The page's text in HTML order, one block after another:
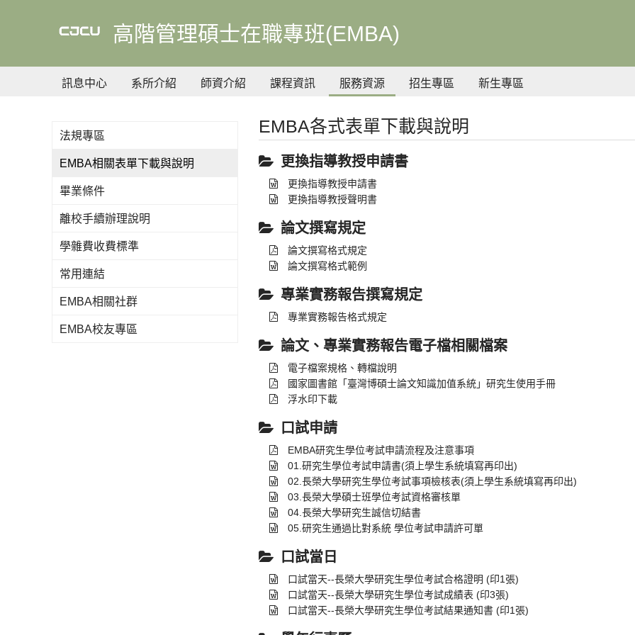
要
容
高階管理碩士在職專班(EMBA)
訊息中心 系所介紹 師資介紹 課程資訊 服務資源 招生專區 新生專區
EMBA各式表單下載與說明
更換指導教授申請書
更換指導教授申請書
更換指導教授聲明書
論文撰寫規定
論文撰寫格式規定
論文撰寫格式範例
專業實務報告撰寫規定
專業實務報告格式規定
論文、專業實務報告電子檔相關檔案
電子檔案規格、轉檔說明
國家圖書館「臺灣博碩士論文知識加值系統」研究生使用手冊
浮水印下載
口試申請
EMBA研究生學位考試申請流程及注意事項
01.研究生學位考試申請書(須上學生系統填寫再印出)
02.長榮大學研究生學位考試事項檢核表(須上學生系統填寫再印出)
03.長榮大學碩士班學位考試資格審核單
04.長榮大學研究生誠信切結書
05.研究生通過比對系統 學位考試申請許可單
口試當日
口試當天--長榮大學研究生學位考試合格證明 (印1張)
口試當天--長榮大學研究生學位考試成績表 (印3張)
口試當天--長榮大學研究生學位考試結果通知書 (印1張)
法規專區
EMBA相關表單下載與說明
畢業條件
離校手續辦理說明
學雜費收費標準
常用連結
EMBA相關社群
EMBA校友專區